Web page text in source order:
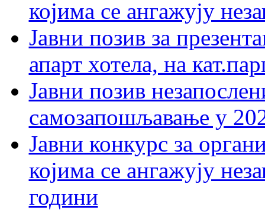
којима се ангажују
Јавни позив за
апарт хотела, на
Јавни позив
самозапошљавање у
Јавни конкурс за
којима се ангажују
години